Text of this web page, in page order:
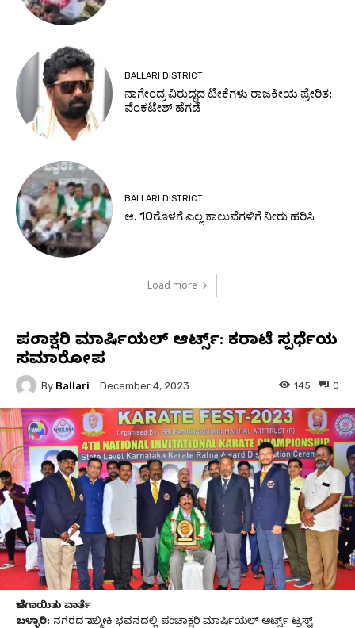
BALLARI DISTRICT
ನಾಗೇಂದ್ರ ವಿರುದ್ಧದ ಟೀಕೆಗಳು ರಾಜಕೀಯ ಪ್ರೇರಿತ:
ವೆಂಕಟೇಶ್ ಹೆಗಡೆ
BALLARI DISTRICT
ಆ. 10ರೊಳಗೆ ಎಲ್ಲ ಕಾಲುವೆಗಳಿಗೆ ನೀರು ಹರಿಸಿ
Load more